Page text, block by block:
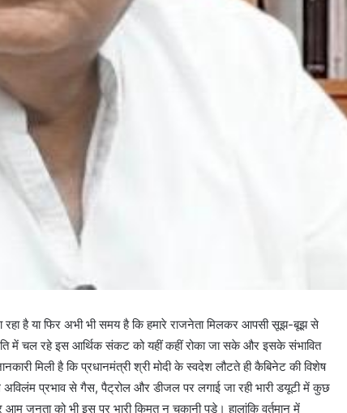
रहा है या फिर अभी भी समय है कि हमारे राजनेता मिलकर आपसी सूझ-बूझ से
में चल रहे इस आर्थिक संकट को यहीं कहीं रोका जा सके और इसके संभावित
मिली है कि प्रधानमंत्री श्री मोदी के स्वदेश लौटते ही कैबिनेट की विशेष
प्रभाव से गैस, पैट्रोल और डीजल पर लगाई जा रही भारी डयूटी में कुछ
जनता को भी इस पर भारी किमत न चुकानी पड़े। हालांकि वर्तमान में